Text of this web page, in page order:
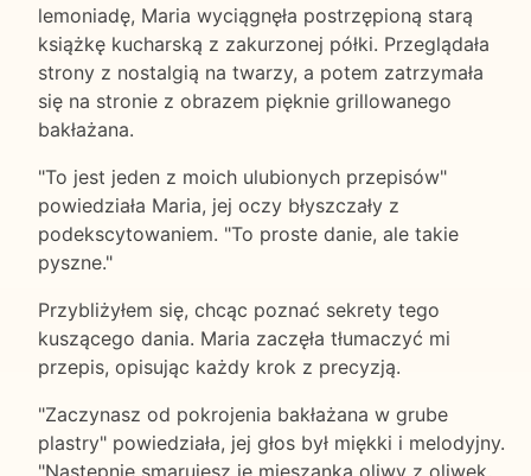
lemoniadę, Maria wyciągnęła postrzępioną starą
książkę kucharską z zakurzonej półki. Przeglądała
strony z nostalgią na twarzy, a potem zatrzymała
się na stronie z obrazem pięknie grillowanego
bakłażana.
"To jest jeden z moich ulubionych przepisów"
powiedziała Maria, jej oczy błyszczały z
podekscytowaniem. "To proste danie, ale takie
pyszne."
Przybliżyłem się, chcąc poznać sekrety tego
kuszącego dania. Maria zaczęła tłumaczyć mi
przepis, opisując każdy krok z precyzją.
"Zaczynasz od pokrojenia bakłażana w grube
plastry" powiedziała, jej głos był miękki i melodyjny.
"Następnie smarujesz je mieszanką oliwy z oliwek,